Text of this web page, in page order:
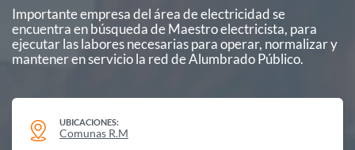
Importante empresa del área de electricidad se
encuentra en búsqueda de Maestro electricista, para
ejecutar las labores necesarias para operar, normalizar y
mantener en servicio la red de Alumbrado Público.
UBICACIONES:
Comunas R.M